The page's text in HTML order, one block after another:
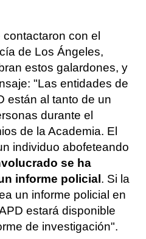
con el
de Los Ángeles,
estos galardones, y
"Las entidades de
están al tanto de un
durante el
de la Academia. El
individuo abofeteando
se ha
informe policial . Si la
un informe policial en
estará disponible
de investigación".